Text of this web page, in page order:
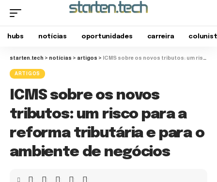
hubs notícias oportunidades carreira
starten.tech > notícias > artigos > ICMS sobre os novos tributos: um risco para a reforma tributária e para o ambiente de negócios
ARTIGOS
ICMS sobre os novos
tributos: um risco para a
reforma tributária e para o
ambiente de negócios